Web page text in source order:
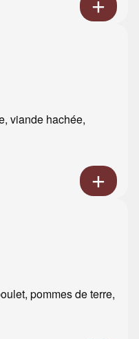
viande hachée,
pommes de terre,